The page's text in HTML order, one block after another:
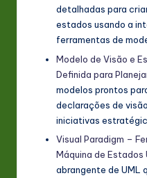
detalhadas para
estados usando a
ferramentas de
Modelo de Visão e
Definida para
modelos prontos
declarações de
iniciativas
Visual Paradigm –
Máquina de Estados
abrangente de UML